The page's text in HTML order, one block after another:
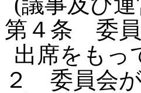
第４条 委員
出席をもっ
２ 委員会